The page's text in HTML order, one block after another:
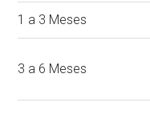
1 a 3 Meses
3 a 6 Meses